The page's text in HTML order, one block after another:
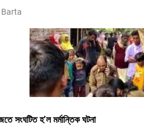
Barta
সংঘটিত হ’ল মৰ্মান্তিক ঘটনা